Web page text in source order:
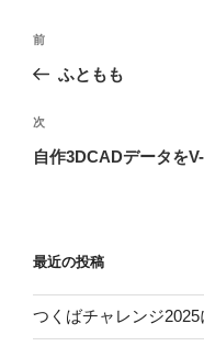
投
ナ
ビ
ゲ
ン
過
去
投
稿
前
ふともも
次
の
次
自作3DCADデータを
最近の投稿
つくばチャレンジ2025